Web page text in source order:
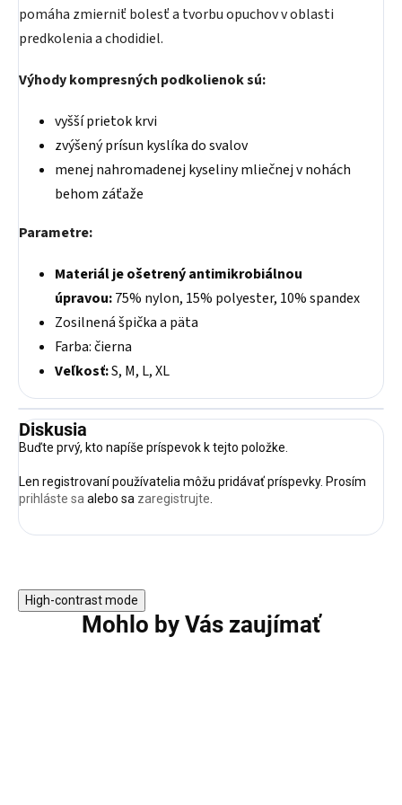
pomáha zmierniť bolesť a tvorbu opuchov v oblasti
predkolenia a chodidiel.
Výhody kompresných podkolienok sú:
vyšší prietok krvi
zvýšený prísun kyslíka do svalov
menej nahromadenej kyseliny mliečnej v nohách
behom záťaže
Parametre:
Materiál je ošetrený antimikrobiálnou
úpravou:75% nylon, 15% polyester, 10% spandex
Zosilnená špička a päta
Farba: čierna
Veľkosť:S, M, L, XL
Diskusia
Buďte prvý, kto napíše príspevok k tejto položke.
Len registrovaní používatelia môžu pridávať príspevky. Prosím
prihláste saalebo sa zaregistrujte.
High-contrast mode
Mohlo by Vás zaujímať